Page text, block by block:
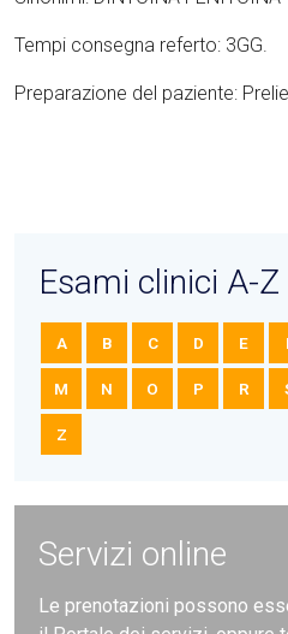
Tempi consegna referto: 3GG.
Preparazione del paziente:
Esami clinici A-Z
A B C D E
M N O P R
Z
Servizi online
Le prenotazioni possono